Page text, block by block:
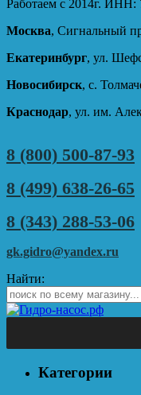
Работаем с 2014г. ИНН:
Москва, Сигнальный
Екатеринбург, ул.
Новосибирск, с.
Краснодар, ул. им.
8 (800) 500-87-93
8 (499) 638-26-65
8 (343) 288-53-06
gk.gidro@yandex.ru
Найти:
Категории